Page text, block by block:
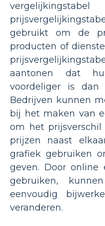
gebruikt om de
producten of
aantonen dat
voordeliger is
Bedrijven kunnen
bij het maken van
om het
prijzen naast
grafiek gebruiken
geven. Door online
gebruiken,
eenvoudig
veranderen.